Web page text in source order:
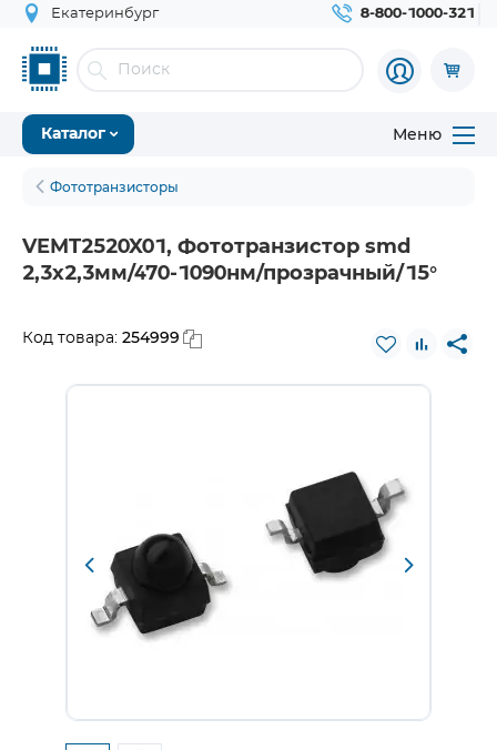
Екатеринбург 8-800-1000-321
Каталог Меню
Фототранзисторы
VEMT2520X01, Фототранзистор smd
2,3х2,3мм/470-1090нм/прозрачный/15°
Код товара: 254999